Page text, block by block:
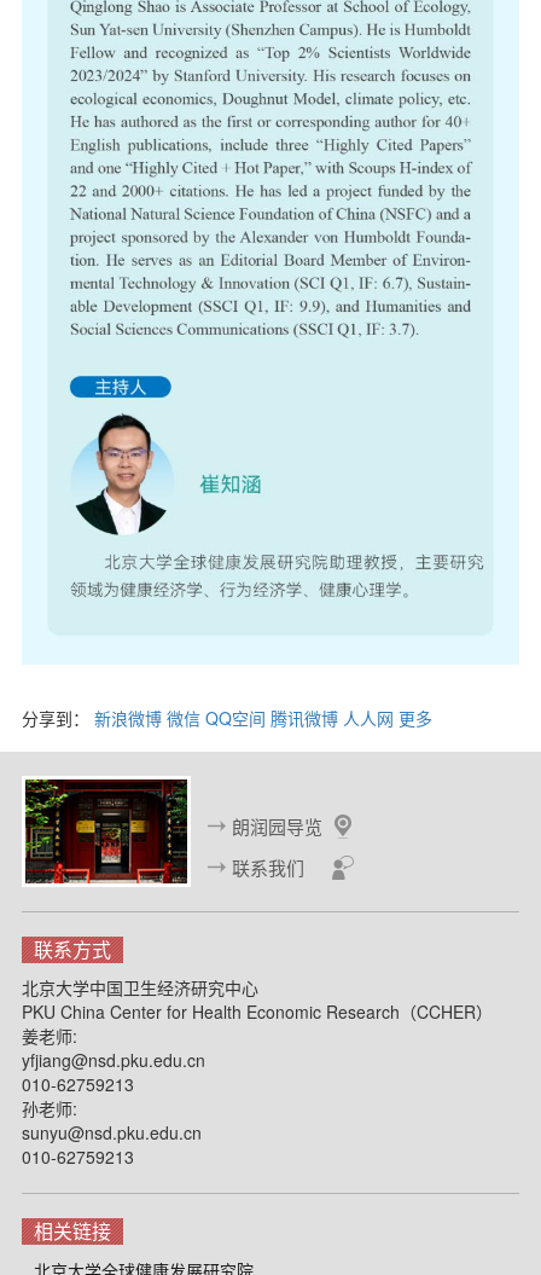
分享到： 新浪微博 微信 QQ空间 腾讯微博 人人网 更多
朗润园导览
联系我们
联系方式
北京大学中国卫生经济研究中心
PKU China Center for Health Economic Research（CCHER）
姜老师:
yfjiang@nsd.pku.edu.cn
010-62759213
孙老师:
sunyu@nsd.pku.edu.cn
010-62759213
相关链接
北京大学全球健康发展研究院